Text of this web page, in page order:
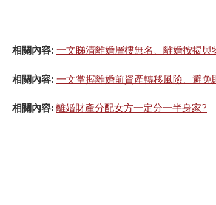
相關內容: 一文睇清離婚層樓無名、離婚按揭與
相關內容: 一文掌握離婚前資產轉移風險、避免
相關內容: 離婚財產分配女方一定分一半身家?